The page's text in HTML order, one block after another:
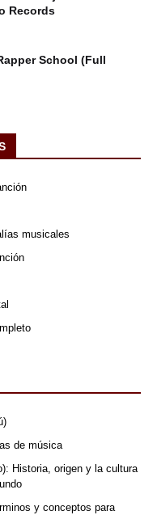
Records
School (Full
musicales
de música
Historia, origen y la cultura
y conceptos para